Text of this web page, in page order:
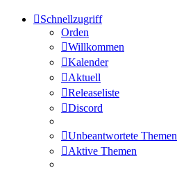
Schnellzugriff
Orden
Willkommen
Kalender
Aktuell
Releaseliste
Discord
Unbeantwortete Themen
Aktive Themen